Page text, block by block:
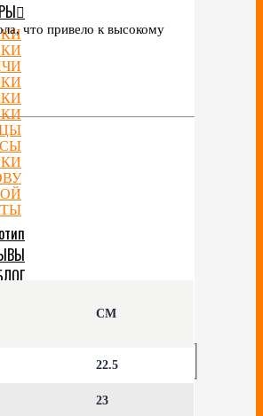
что привело к высокому
CM
22.5
23